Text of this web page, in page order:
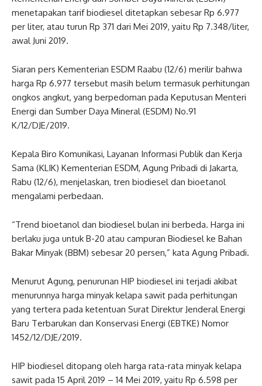
menetapakan tarif biodiesel ditetapkan sebesar Rp 6.977
per liter, atau turun Rp 371 dari Mei 2019, yaitu Rp 7.348/liter,
awal Juni 2019.
Siaran pers Kementerian ESDM Raabu (12/6) merilir bahwa
harga Rp 6.977 tersebut masih belum termasuk perhitungan
ongkos angkut, yang berpedoman pada Keputusan Menteri
Energi dan Sumber Daya Mineral (ESDM) No.91
K/12/DJE/2019.
Kepala Biro Komunikasi, Layanan Informasi Publik dan Kerja
Sama (KLIK) Kementerian ESDM, Agung Pribadi di Jakarta,
Rabu (12/6), menjelaskan, tren biodiesel dan bioetanol
mengalami perbedaan.
“Trend bioetanol dan biodiesel bulan ini berbeda. Harga ini
berlaku juga untuk B-20 atau campuran Biodiesel ke Bahan
Bakar Minyak (BBM) sebesar 20 persen,” kata Agung Pribadi.
Menurut Agung, penurunan HIP biodiesel ini terjadi akibat
menurunnya harga minyak kelapa sawit pada perhitungan
yang tertera pada ketentuan Surat Direktur Jenderal Energi
Baru Terbarukan dan Konservasi Energi (EBTKE) Nomor
1452/12/DJE/2019.
HIP biodiesel ditopang oleh harga rata-rata minyak kelapa
sawit pada 15 April 2019 – 14 Mei 2019, yaitu Rp 6.598 per